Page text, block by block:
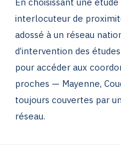
interlocuteur de
adossé à un réseau
d’intervention des
pour accéder aux
proches — Mayenne,
toujours couvertes par
réseau.